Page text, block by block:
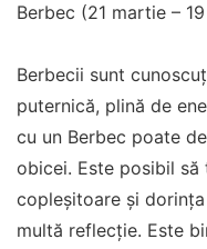
Berbec (21 martie –
Berbecii sunt
puternică, plină de
cu un Berbec poate
obicei. Este posibil
copleșitoare și
multă reflecție. Este